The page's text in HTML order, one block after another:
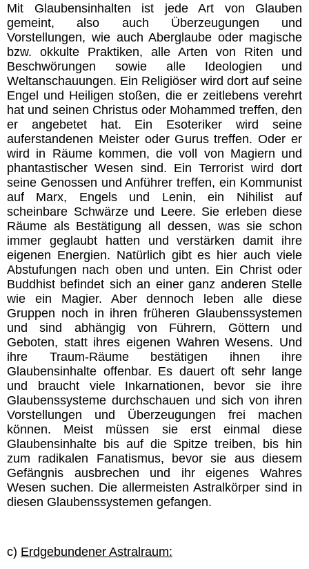
Mit Glaubensinhalten ist jede Art von Glauben
gemeint, also auch Überzeugungen und
Vorstellungen, wie auch Aberglaube oder magische
bzw. okkulte Praktiken, alle Arten von Riten und
Beschwörungen sowie alle Ideologien und
Weltanschauungen. Ein Religiöser wird dort auf seine
Engel und Heiligen stoßen, die er zeitlebens verehrt
hat und seinen Christus oder Mohammed treffen, den
er angebetet hat. Ein Esoteriker wird seine
auferstandenen Meister oder Gurus treffen. Oder er
wird in Räume kommen, die voll von Magiern und
phantastischer Wesen sind. Ein Terrorist wird dort
seine Genossen und Anführer treffen, ein Kommunist
auf Marx, Engels und Lenin, ein Nihilist auf
scheinbare Schwärze und Leere. Sie erleben diese
Räume als Bestätigung all dessen, was sie schon
immer geglaubt hatten und verstärken damit ihre
eigenen Energien. Natürlich gibt es hier auch viele
Abstufungen nach oben und unten. Ein Christ oder
Buddhist befindet sich an einer ganz anderen Stelle
wie ein Magier. Aber dennoch leben alle diese
Gruppen noch in ihren früheren Glaubenssystemen
und sind abhängig von Führern, Göttern und
Geboten, statt ihres eigenen Wahren Wesens. Und
ihre Traum-Räume bestätigen ihnen ihre
Glaubensinhalte offenbar. Es dauert oft sehr lange
und braucht viele Inkarnationen, bevor sie ihre
Glaubenssysteme durchschauen und sich von ihren
Vorstellungen und Überzeugungen frei machen
können. Meist müssen sie erst einmal diese
Glaubensinhalte bis auf die Spitze treiben, bis hin
zum radikalen Fanatismus, bevor sie aus diesem
Gefängnis ausbrechen und ihr eigenes Wahres
Wesen suchen. Die allermeisten Astralkörper sind in
diesen Glaubenssystemen gefangen.
c) Erdgebundener Astralraum: